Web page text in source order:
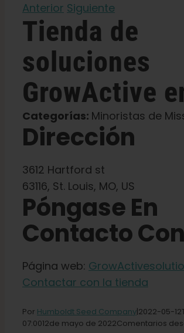
Pulse
Acerca de
Caza de fenotipos
Preservación de la genética
Póngase en contacto con
Tienda
Buscar:
Anterior Siguiente
Tienda de
soluciones
GrowActive
Categorías: Minoristas de
Dirección
3612 Hartford st
63116, St. Louis, MO, US
Póngase En
Contacto Con
Página web:
Contactar con la tienda
Por Humboldt Seed Company|2022-05-
07:0012de mayo de 2022Comentarios